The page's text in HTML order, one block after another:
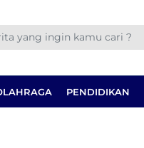
PENDIDIKAN